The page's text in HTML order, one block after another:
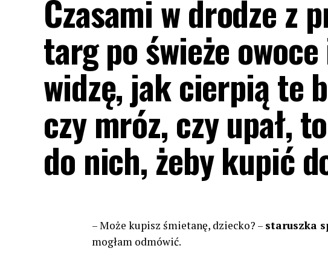
Czasami w drodze z
targ po świeże
widzę, jak cierpią te
czy mróz, czy upał,
do nich, żeby kupić
– Może kupisz śmietanę, dziecko? – staruszka
mogłam odmówić.